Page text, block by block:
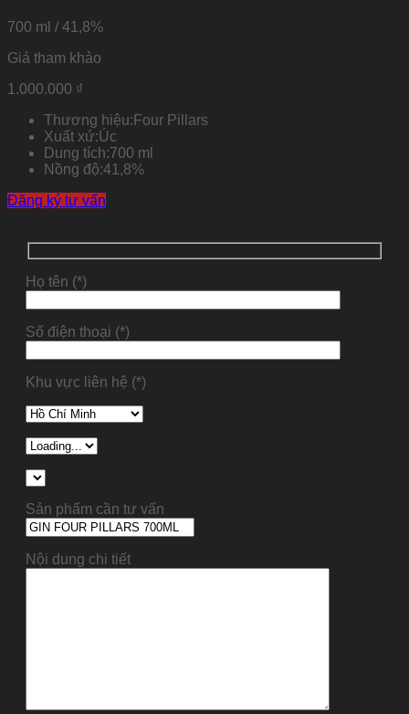
700 ml / 41,8%
Giá tham khảo
1.000.000 ₫
Thương hiệu: Four Pillars
Xuất xứ:Úc
Dung tích:700 ml
Nồng độ:41,8%
Đăng ký tư vấn
Họ tên (*)
Số điện thoại (*)
Khu vực liên hệ (*)
Sản phẩm cần tư vấn
Nội dung chi tiết